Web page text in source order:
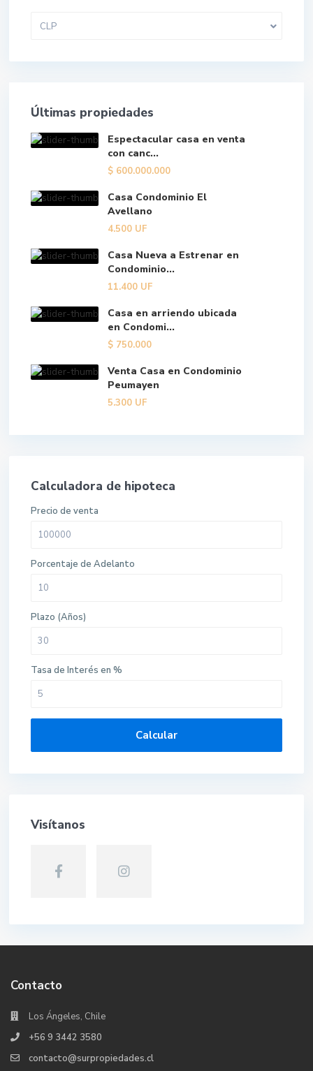
CLP
Últimas propiedades
Espectacular casa en venta
con canc...
$ 600.000.000
Casa Condominio El
Avellano
4.500 UF
Casa Nueva a Estrenar en
Condominio...
11.400 UF
Casa en arriendo ubicada
en Condomi...
$ 750.000
Venta Casa en Condominio
Peumayen
5.300 UF
Calculadora de hipoteca
Precio de venta
Porcentaje de Adelanto
Plazo (Años)
Tasa de Interés en %
Calcular
Visítanos
Contacto
Los Ángeles, Chile
+56 9 3442 3580
contacto@surpropiedades.cl